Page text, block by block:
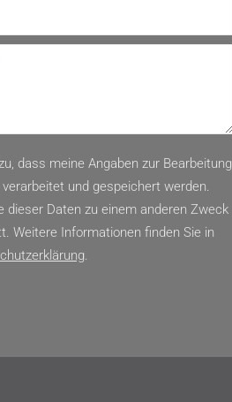
dass meine Angaben zur Bearbeitung
und gespeichert werden.
dieser Daten zu einem anderen Zweck
Weitere Informationen finden Sie in
.